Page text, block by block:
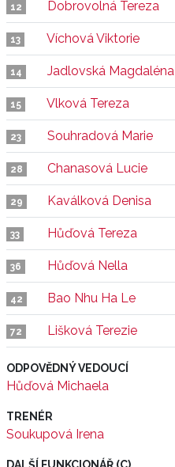
12 Dobrovolná Tereza
13 Víchová Viktorie
14 Jadlovská Magdaléna
15 Vlková Tereza
23 Souhradová Marie
28 Chanasová Lucie
29 Kaválková Denisa
33 Hůďová Tereza
36 Hůďová Nella
42 Bao Nhu Ha Le
72 Lišková Terezie
ODPOVĚDNÝ VEDOUCÍ
Hůďová Michaela
TRENÉR
Soukupová Irena